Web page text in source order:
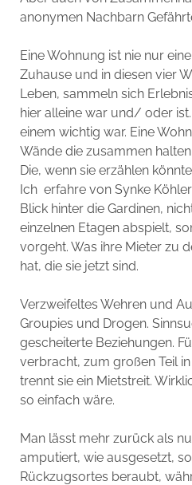
anonymen Nachbarn
Eine Wohnung ist nie nur
Zuhause und in diesen vier
Leben, sammeln sich
hier alleine war und/ oder
einem wichtig war. Eine
Wände die zusammen
Die, wenn sie erzählen
Ich erfahre von Synke
Blick hinter die Gardinen,
einzelnen Etagen abspielt,
vorgeht. Was ihre Mieter zu
hat, die sie jetzt sind.
Verzweifeltes Wehren und
Groupies und Drogen.
gescheiterte Beziehungen.
verbracht, zum großen Teil
trennt sie ein Mietstreit.
so einfach wäre.
Man lässt mehr zurück als
amputiert, wie ausgesetzt,
Rückzugsortes beraubt,